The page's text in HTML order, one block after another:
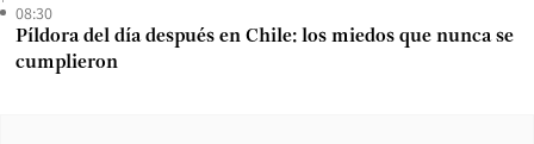
08:30
Píldora del día después en Chile: los miedos que nunca se
cumplieron